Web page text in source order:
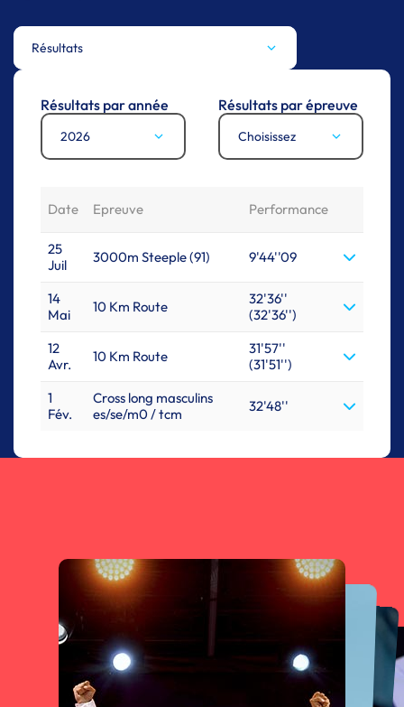
Résultats
Résultats par année
2026
Résultats par épreuve
Choisissez
Date Epreuve Performance
25
Juil
3000m Steeple (91) 9'44''09
14
Mai
10 Km Route
32'36''
(32'36'')
12
Avr.
10 Km Route
31'57''
(31'51'')
1
Fév.
Cross long masculins
es/se/m0 / tcm
32'48''